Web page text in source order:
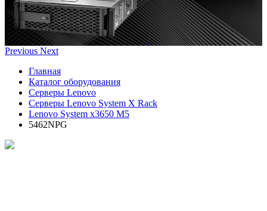
Previous Next
Главная
Каталог оборудования
Серверы Lenovo
Серверы Lenovo System X Rack
Lenovo System x3650 M5
5462NPG